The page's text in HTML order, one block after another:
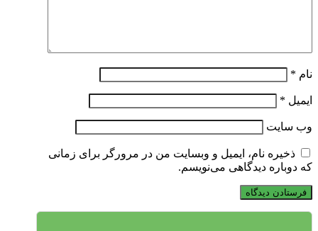
نام *
ایمیل *
وب‌ سایت
ذخیره نام، ایمیل و وبسایت من در مرورگر برای زمانی
که دوباره دیدگاهی می‌نویسم.